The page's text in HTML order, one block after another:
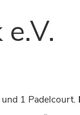
1 Padelcourt.